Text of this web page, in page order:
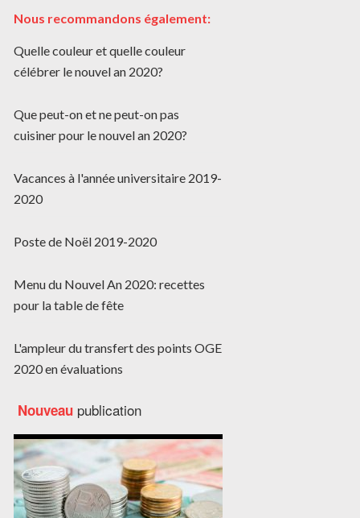
Nous recommandons également:
Quelle couleur et quelle couleur
célébrer le nouvel an 2020?
Que peut-on et ne peut-on pas
cuisiner pour le nouvel an 2020?
Vacances à l'année universitaire 2019-
2020
Poste de Noël 2019-2020
Menu du Nouvel An 2020: recettes
pour la table de fête
L'ampleur du transfert des points OGE
2020 en évaluations
Nouveau publication